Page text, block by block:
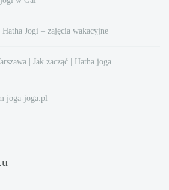
Jogi – zajęcia wakacyjne
| Jak zacząć | Hatha joga
joga-joga.pl